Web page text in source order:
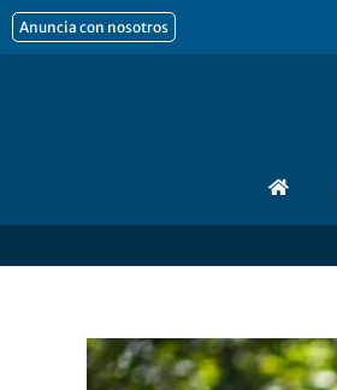
al
Anuncia con nosotros